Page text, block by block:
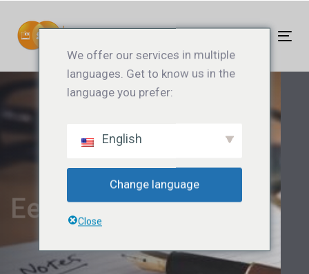
overslaan
naar
Een leven lang leren
We offer our services in multiple
languages. Get to know us in the
language you prefer:
English
Change language
Close